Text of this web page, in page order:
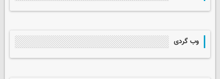
وب گردی